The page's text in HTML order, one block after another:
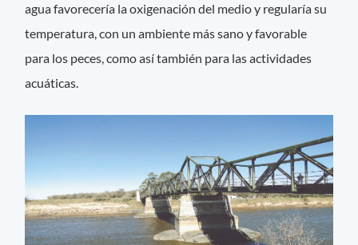
agua favorecería la oxigenación del medio y regularía su
temperatura, con un ambiente más sano y favorable
para los peces, como así también para las actividades
acuáticas.